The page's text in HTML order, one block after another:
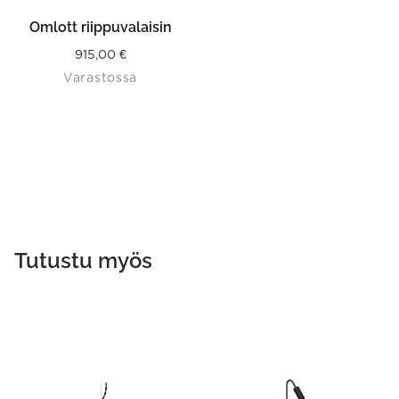
Omlott riippuvalaisin
915,00 €
Varastossa
Tutustu myös